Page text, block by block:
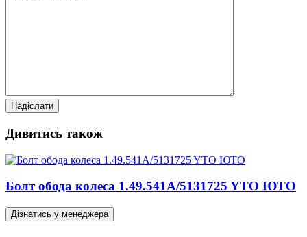
Дивитись також
Болт обода колеса 1.49.541A/5131725 YTO ЮТО
Дізнатись у менеджера